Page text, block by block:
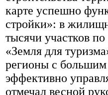
карте успешно
стройки»: в
тысячи участков
«Земля для
регионы с
эффективно
отмечал весной